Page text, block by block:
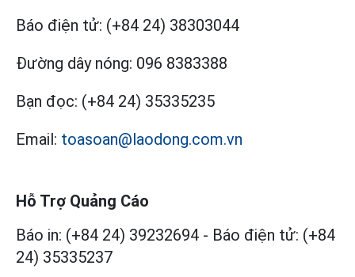
Báo điện tử: (+84 24) 38303044
Đường dây nóng: 096 8383388
Bạn đọc: (+84 24) 35335235
Email: toasoan@laodong.com.vn
Hỗ Trợ Quảng Cáo
Báo in: (+84 24) 39232694 - Báo điện tử: (+84
24) 35335237